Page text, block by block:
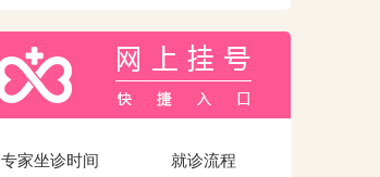
专家坐诊时间 就诊流程